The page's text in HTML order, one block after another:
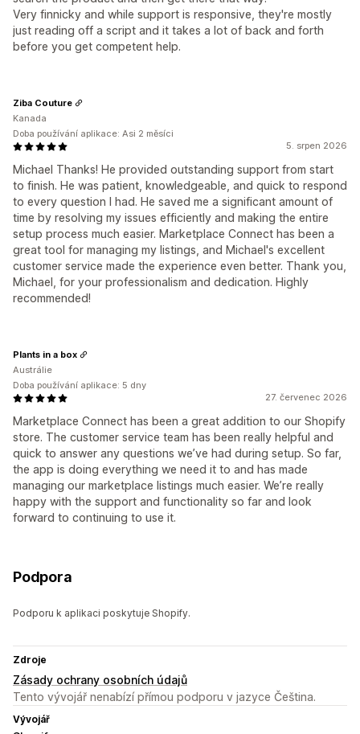
Very finnicky and while support is responsive, they're mostly
just reading off a script and it takes a lot of back and forth
before you get competent help.
5. srpen 2026
Michael Thanks! He provided outstanding support from start
to finish. He was patient, knowledgeable, and quick to respond
to every question I had. He saved me a significant amount of
time by resolving my issues efficiently and making the entire
setup process much easier. Marketplace Connect has been a
great tool for managing my listings, and Michael's excellent
customer service made the experience even better. Thank you,
Michael, for your professionalism and dedication. Highly
recommended!
Ziba Couture
Kanada
Doba používání aplikace: Asi 2 měsíci
27. červenec 2026
Marketplace Connect has been a great addition to our Shopify
store. The customer service team has been really helpful and
quick to answer any questions we’ve had during setup. So far,
the app is doing everything we need it to and has made
managing our marketplace listings much easier. We’re really
happy with the support and functionality so far and look
forward to continuing to use it.
Plants in a box
Austrálie
Doba používání aplikace: 5 dny
Podpora
Podporu k aplikaci poskytuje Shopify.
Zdroje
Zásady ochrany osobních údajů
Tento vývojář nenabízí přímou podporu v jazyce Čeština.
Vývojář